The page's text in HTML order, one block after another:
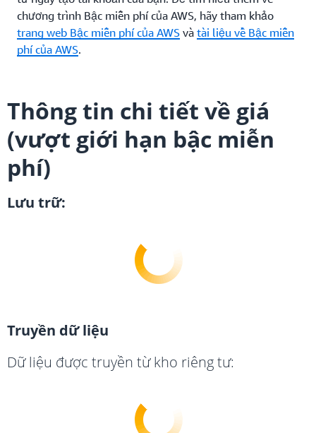
chương trình Bậc miễn phí của AWS, hãy tham khảo
trang web Bậc miễn phí của AWS và tài liệu về Bậc miễn
phí của AWS.
Thông tin chi tiết về giá
(vượt giới hạn bậc miễn
phí)
Lưu trữ:
Truyền dữ liệu
Dữ liệu được truyền từ kho riêng tư: